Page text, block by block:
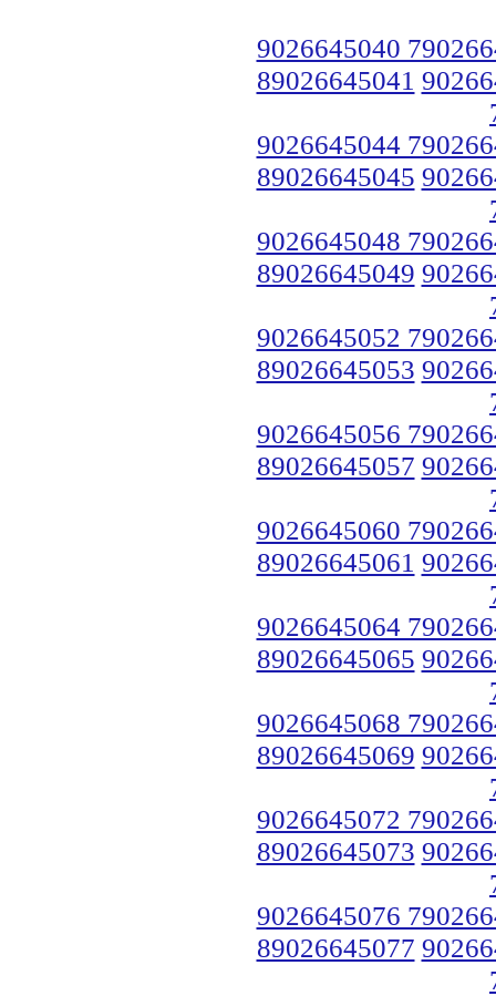
9026645040
89026645041
9026645044
89026645045
9026645048
89026645049
9026645052
89026645053
9026645056
89026645057
9026645060
89026645061
9026645064
89026645065
9026645068
89026645069
9026645072
89026645073
9026645076
89026645077